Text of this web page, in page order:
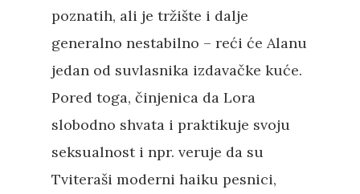
poznatih, ali je tržište i dalje
generalno nestabilno – reći će Alanu
jedan od suvlasnika izdavačke kuće.
Pored toga, činjenica da Lora
slobodno shvata i praktikuje svoju
seksualnost i npr. veruje da su
Tviteraši moderni haiku pesnici,